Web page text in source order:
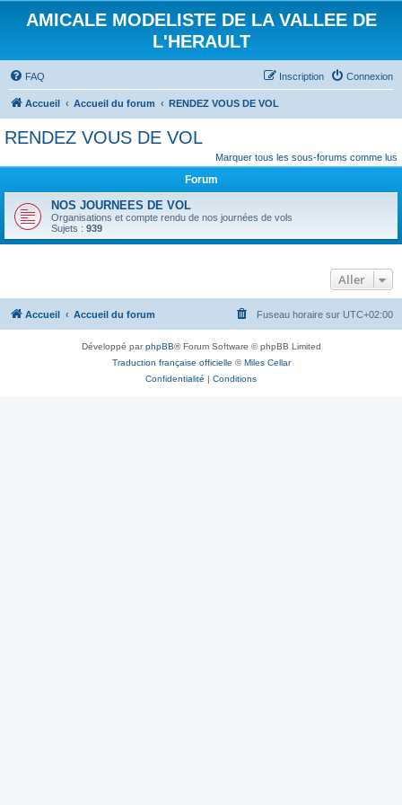
AMICALE MODELISTE DE LA VALLEE DE
L'HERAULT
FAQ Connexion
Inscription
Accueil Accueil du forum RENDEZ VOUS DE VOL
RENDEZ VOUS DE VOL
Marquer tous les sous-forums comme lus
Forum
NOS JOURNEES DE VOL
Organisations et compte rendu de nos journées de vols
Sujets : 939
Aller
Accueil Accueil du forum Fuseau horaire sur UTC+02:00
Développé parphpBB® Forum Software © phpBB Limited
Traduction française officielle ©Miles Cellar
Confidentialité | Conditions